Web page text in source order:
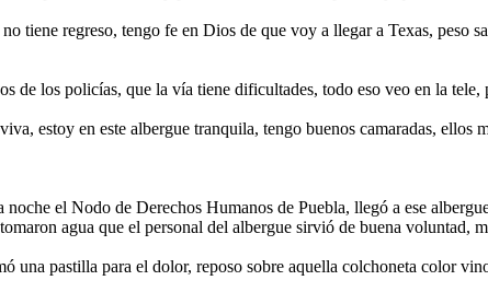
tiene regreso, tengo fe en Dios de que voy a llegar a Texas, peso
de los policías, que la vía tiene dificultades, todo eso veo en la tele,
estoy en este albergue tranquila, tengo buenos camaradas, ellos
el Nodo de Derechos Humanos de Puebla, llegó a ese
agua que el personal del albergue sirvió de buena voluntad,
una pastilla para el dolor, reposo sobre aquella colchoneta color